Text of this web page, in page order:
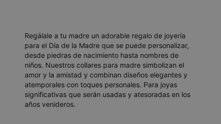
Regálale a tu madre un adorable regalo de joyería
para el Día de la Madre que se puede personalizar,
desde piedras de nacimiento hasta nombres de
niños. Nuestros collares para madre simbolizan el
amor y la amistad y combinan diseños elegantes y
atemporales con toques personales. Para joyas
significativas que serán usadas y atesoradas en los
años venideros.